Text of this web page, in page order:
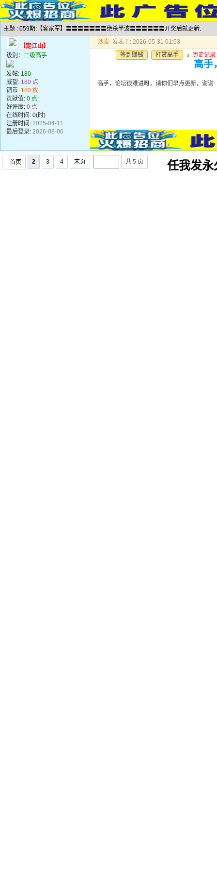
主题 : 059期:【客家军】〓〓〓〓〓〓〓绝杀半波〓〓〓〓〓〓开奖后就更新.
【定江山】
级别： 二级高手
发帖: 180
威望: 180 点
铜币: 180 枚
贡献值: 0 点
好评度: 0 点
在线时间: 0(时)
注册时间: 2025-04-11
最后登录: 2026-08-06
沙发 发表于: 2026-05-31 01:53
签到赚钱
打赏高手 u 历史记录
高手
高手，论坛很难进呀，请你们早点更新，谢谢
首页 2 3 4 末页 共 5 页 任我发永